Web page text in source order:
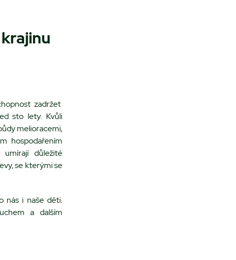
zadržet
sto lety. Kvůli
melioracemi,
hospodařením
důležité
se kterými se
nás i naše děti.
a dalším